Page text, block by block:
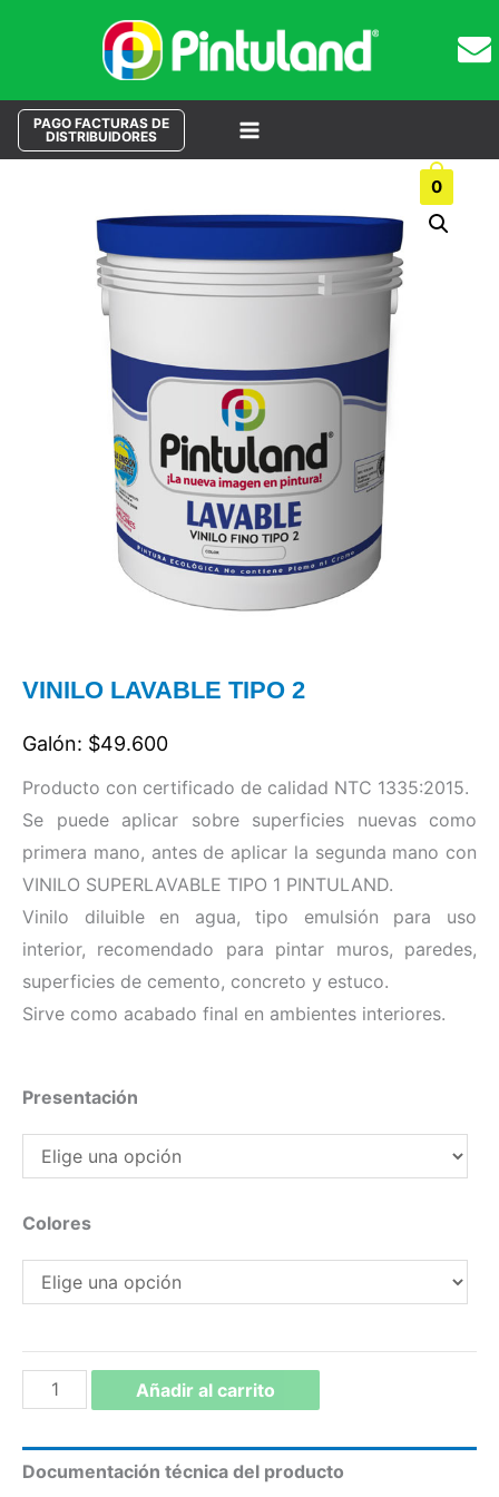
PAGO FACTURAS DE
DISTRIBUIDORES
Buscar
0
VINILO LAVABLE TIPO 2
Galón: $49.600
Producto con certificado de calidad NTC 1335:2015.
Se puede aplicar sobre superficies nuevas como
primera mano, antes de aplicar la segunda mano con
VINILO SUPERLAVABLE TIPO 1 PINTULAND.
Vinilo diluible en agua, tipo emulsión para uso
interior, recomendado para pintar muros, paredes,
superficies de cemento, concreto y estuco.
Sirve como acabado final en ambientes interiores.
Presentación
Colores
VINILO
LAVABLE
TIPO
2
Añadir al carrito
Documentación técnica del producto